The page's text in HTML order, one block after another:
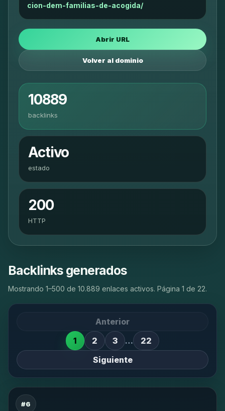
cion-dem-familias-de-acogida/
Abrir URL
Volver al dominio
10889
backlinks
Activo
estado
200
HTTP
Backlinks generados
Mostrando 1–500 de 10.889 enlaces activos. Página 1 de 22.
Anterior
1
2 3 …
22
Siguiente
#6